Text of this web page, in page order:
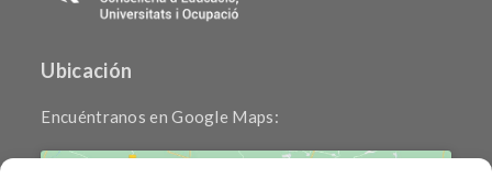
Ubicación
Encuéntranos en Google Maps: